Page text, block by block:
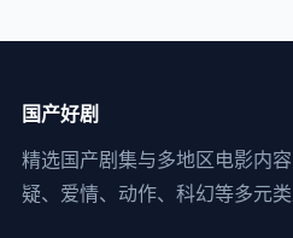
国产好剧
精选国产剧集与多地区电影内
疑、爱情、动作、科幻等多元类